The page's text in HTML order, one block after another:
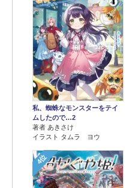
私、蜘蛛なモンスターをテイ
ムしたので…2
著者 あきさけ
イラスト タムラ ヨウ
4位